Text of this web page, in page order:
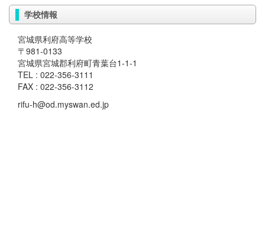
学校情報
宮城県利府高等学校
〒981-0133
宮城県宮城郡利府町青葉台1-1-1
TEL : 022-356-3111
FAX : 022-356-3112
rifu-h@od.myswan.ed.jp